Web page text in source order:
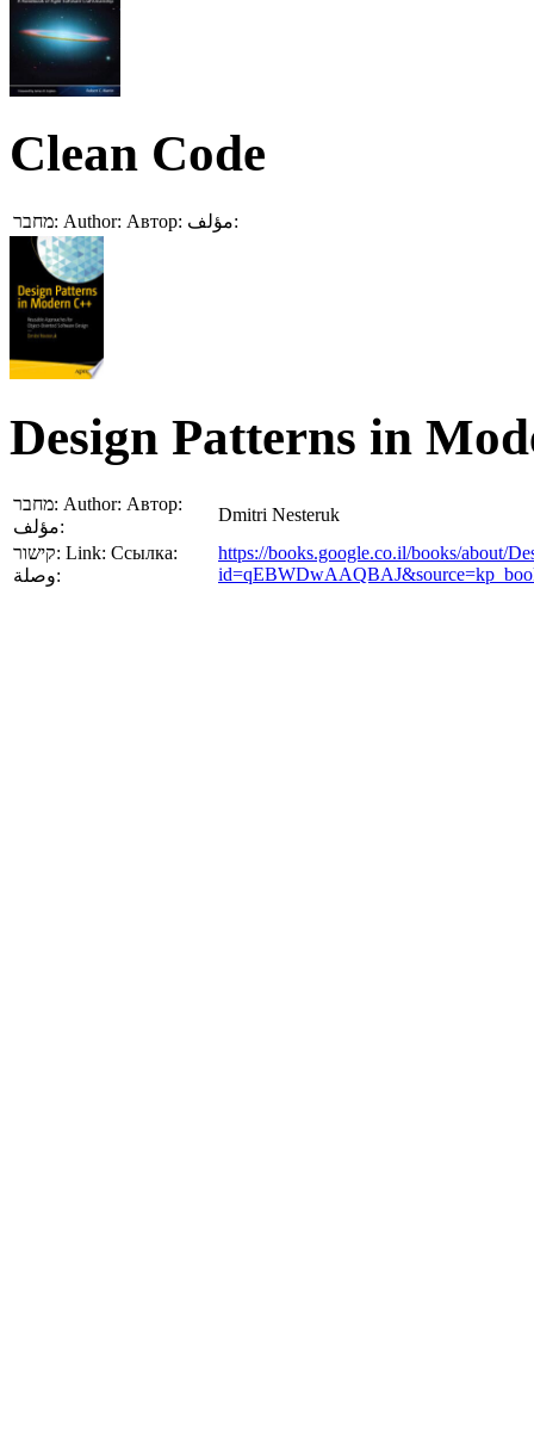
Clean Code
מחבר: Author: Автор: مؤلف:
Design Patterns in
מחבר: Author: Автор:
مؤلف:
Dmitri Nesteruk
קישור: Link: Ссылка:
وصلة:
https://books.google.co.il/books/about/